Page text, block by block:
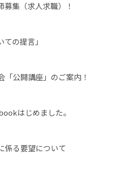
集（求人求職）！
の提言」
公開講座」のご案内！
はじめました。
係る要望について